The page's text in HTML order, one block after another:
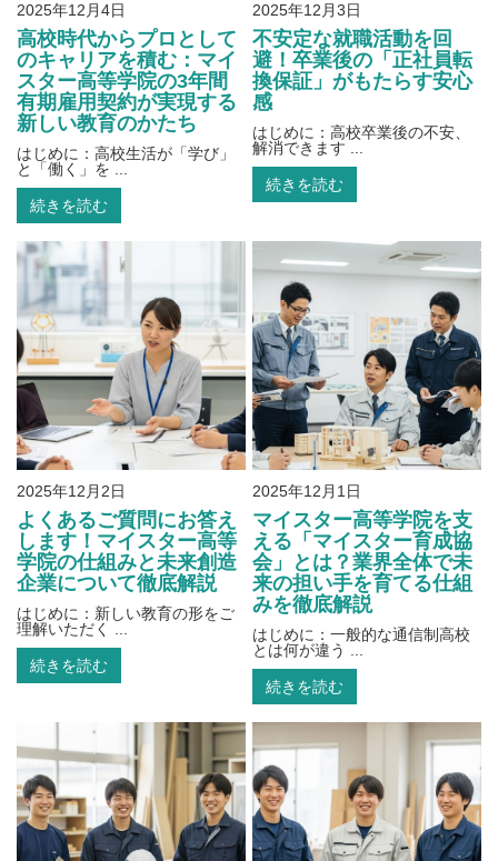
2025年12月4日
高校時代からプロとして
のキャリアを積む：マイ
スター高等学院の3年間
有期雇用契約が実現する
新しい教育のかたち
はじめに：高校生活が「学び」
と「働く」を ...
続きを読む
2025年12月3日
不安定な就職活動を回
避！卒業後の「正社員転
換保証」がもたらす安心
感
はじめに：高校卒業後の不安、
解消できます ...
続きを読む
2025年12月2日
よくあるご質問にお答え
します！マイスター高等
学院の仕組みと未来創造
企業について徹底解説
はじめに：新しい教育の形をご
理解いただく ...
続きを読む
2025年12月1日
マイスター高等学院を支
える「マイスター育成協
会」とは？業界全体で未
来の担い手を育てる仕組
みを徹底解説
はじめに：一般的な通信制高校
とは何が違う ...
続きを読む